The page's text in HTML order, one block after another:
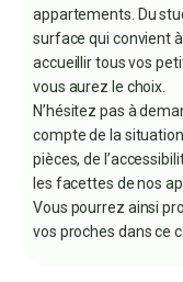
appartements. Du
surface qui convient
accueillir tous vos
vous aurez le choix.
N’hésitez pas à
compte de la
pièces, de
les facettes de nos
Vous pourrez ainsi
vos proches dans ce